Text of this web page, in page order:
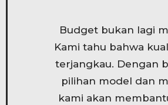
Budget bukan lagi
Kami tahu bahwa
terjangkau. Dengan
pilihan model dan
kami akan